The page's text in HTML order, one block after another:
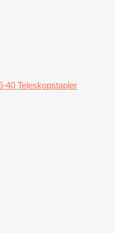
40 Teleskopstapler